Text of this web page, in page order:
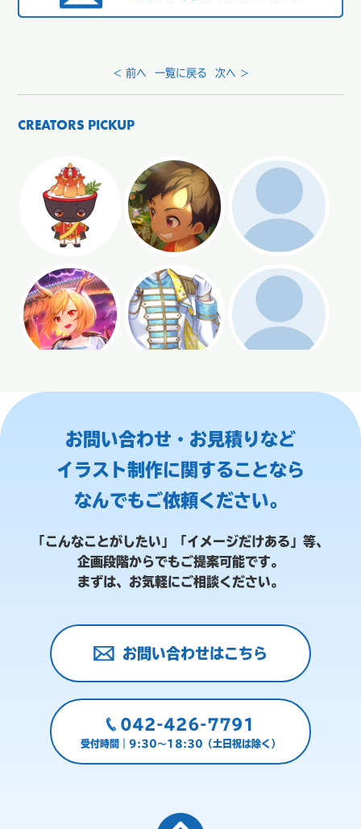
< 前へ 一覧に戻る 次へ >
CREATORS PICKUP
お問い合わせ・お見積りなど
イラスト制作に関することなら
なんでもご依頼ください。
「こんなことがしたい」「イメージだけある」等、
企画段階からでもご提案可能です。
まずは、お気軽にご相談ください。
お問い合わせはこちら
042-426-7791
受付時間｜9:30～18:30（土日祝は除く）